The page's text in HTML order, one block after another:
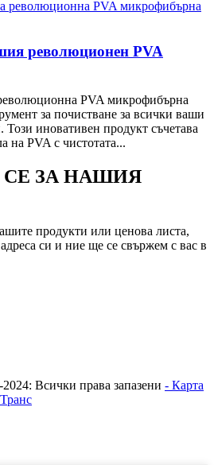
революционен PVA
PVA микрофибърна
за почистване за всички ваши
иновативен продукт съчетава
на PVA с чистотата...
ЗА НАШИЯ
продукти или ценова листа,
си и ние ще се свържем с вас в
Всички права запазени - Карта